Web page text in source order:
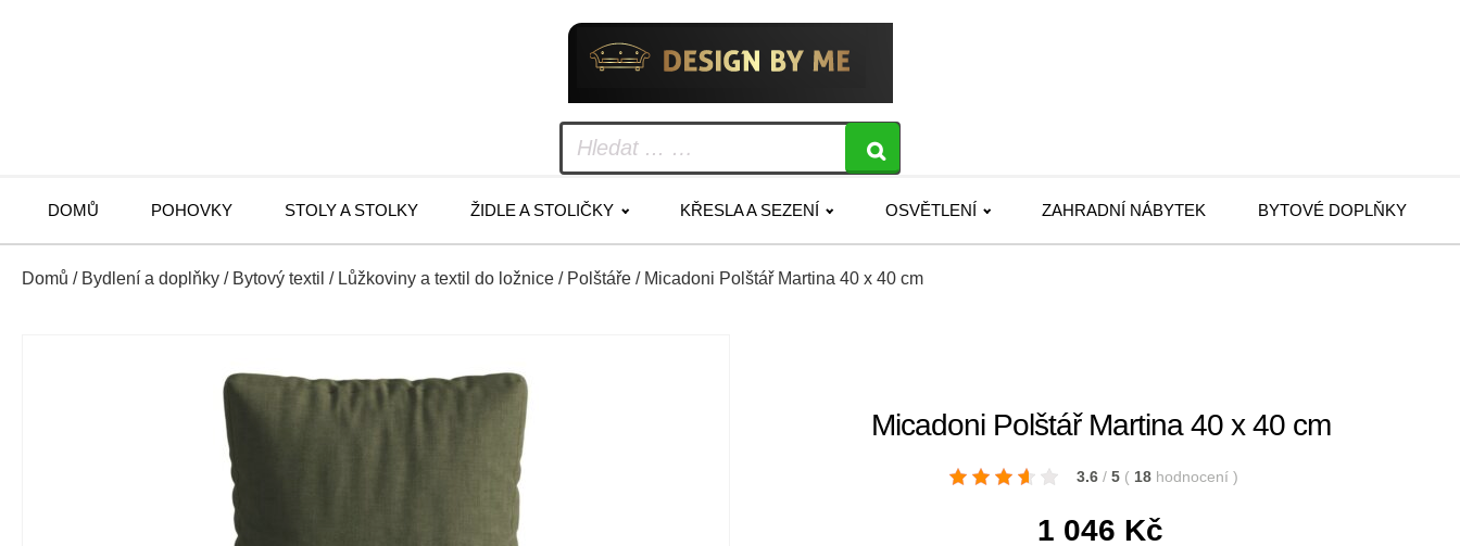
DOMŮ POHOVKY STOLY A STOLKY ŽIDLE A STOLIČKY KŘESLA A SEZENÍ OSVĚTLENÍ ZAHRADNÍ NÁBYTEK BYTOVÉ DOPLŇKY
Domů / Bydlení a doplňky / Bytový textil / Lůžkoviny a textil do ložnice / Polštáře / Micadoni Polštář Martina 40 x 40 cm
Micadoni Polštář Martina 40 x 40 cm
3.6 / 5 ( 18 hodnocení )
1 046 Kč